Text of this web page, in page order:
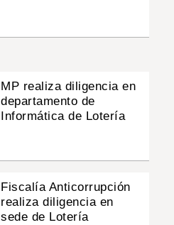
MP realiza diligencia en
departamento de
Informática de Lotería
Fiscalía Anticorrupción
realiza diligencia en
sede de Lotería